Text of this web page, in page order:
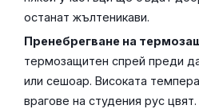
останат жълтеникави.
Пренебрегване на
термозащитен спрей преди
или сешоар. Високата
врагове на студения рус цвят.